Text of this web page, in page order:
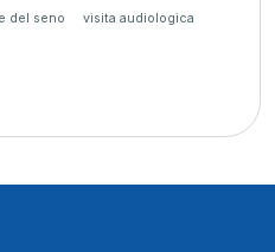
del seno visita audiologica